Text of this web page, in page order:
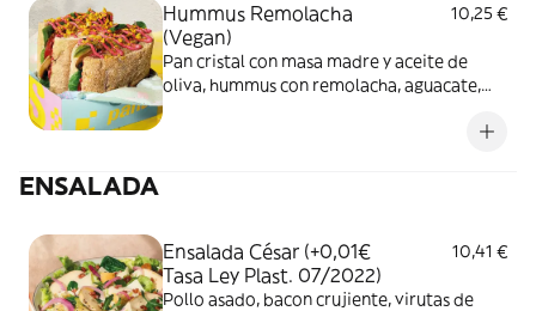
Hummus Remolacha
(Vegan)
10,25 €
Pan cristal con masa madre y aceite de
oliva, hummus con remolacha, aguacate,
ENSALADA
Ensalada César (+0,01€
Tasa Ley Plast. 07/2022)
10,41 €
Pollo asado, bacon crujiente, virutas de